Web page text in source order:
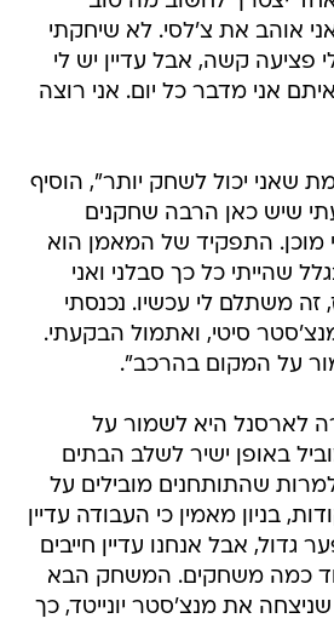
אוהב את צ'לסי. לא שיחקתי
פציעה קשה, אבל עדיין יש לי
אני מדבר כל יום. אני רוצה
שאני יכול לשחק יותר", הוסיף
שיש כאן הרבה שחקנים
מוכן. התפקיד של המאמן הוא
שהייתי כל כך סבלני ואני
100 אחוז, זה משתלם לי עכשיו. נכנסתי
סיטי, ואתמול הבקעתי.
על המקום בהרכב".
לארסנל היא לשמור על
באופן ישיר לשלב הבתים
שהתותחנים מובילים על
בניון מאמין כי העבודה עדיין
גדול, אבל אנחנו עדיין חייבים
כמה משחקים. המשחק הבא
שניצחה את מנצ'סטר יונייטד, כך